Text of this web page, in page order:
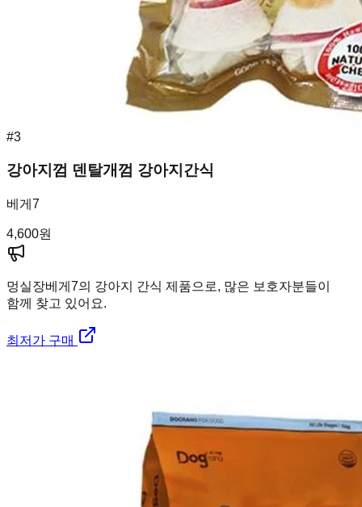
#3
강아지껌 덴탈개껌 강아지간식
베게7
4,600원
멍실장베게7의 강아지 간식 제품으로, 많은 보호자분들이
함께 찾고 있어요.
최저가 구매